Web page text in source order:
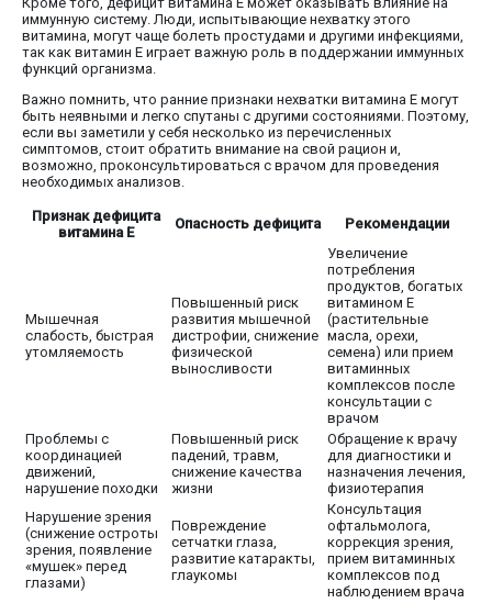
иммунную систему. Люди, испытывающие нехватку этого
витамина, могут чаще болеть простудами и другими инфекциями,
так как витамин E играет важную роль в поддержании иммунных
функций организма.
Важно помнить, что ранние признаки нехватки витамина E могут
быть неявными и легко спутаны с другими состояниями. Поэтому,
если вы заметили у себя несколько из перечисленных
симптомов, стоит обратить внимание на свой рацион и,
возможно, проконсультироваться с врачом для проведения
необходимых анализов.
Признак дефицита
витамина Е
Опасность дефицита Рекомендации
Мышечная
слабость, быстрая
утомляемость
Повышенный риск
развития мышечной
дистрофии, снижение
физической
выносливости
Увеличение
потребления
продуктов, богатых
витамином Е
(растительные
масла, орехи,
семена) или прием
витаминных
комплексов после
консультации с
врачом
Проблемы с
координацией
движений,
нарушение походки
Повышенный риск
падений, травм,
снижение качества
жизни
Обращение к врачу
для диагностики и
назначения лечения,
физиотерапия
Нарушение зрения
(снижение остроты
зрения, появление
«мушек» перед
глазами)
Повреждение
сетчатки глаза,
развитие катаракты,
глаукомы
Консультация
офтальмолога,
коррекция зрения,
прием витаминных
комплексов под
наблюдением врача